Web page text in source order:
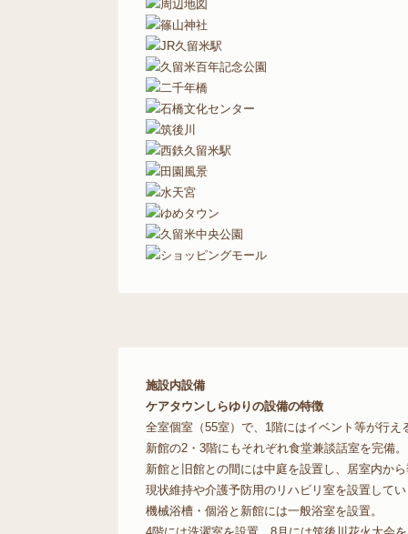
施設内設備
ケアタウンしらゆりの設備の特徴
全室個室（55室）で、1階にはイベント等が行え
新館の2・3階にもそれぞれ食堂兼談話室を完備。
新館と旧館との間には中庭を設置し、居室内か
現状維持や介護予防用のリハビリ室を設置して
機械浴槽・個浴と新館には一般浴室を設置。